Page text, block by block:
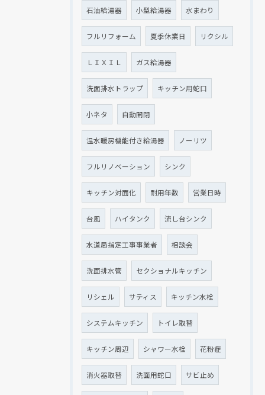
石油給湯器 小型給湯器 水まわり
フルリフォーム 夏季休業日 リクシル
ＬＩＸＩＬ ガス給湯器
洗面排水トラップ キッチン用蛇口
小ネタ 自動開閉
温水暖房機能付き給湯器 ノーリツ
フルリノベーション シンク
キッチン対面化 耐用年数 営業日時
台風 ハイタンク 流し台シンク
水道局指定工事事業者 相談会
洗面排水管 セクショナルキッチン
リシェル サティス キッチン水栓
システムキッチン トイレ取替
キッチン周辺 シャワー水栓 花粉症
消火器取替 洗面用蛇口 サビ止め